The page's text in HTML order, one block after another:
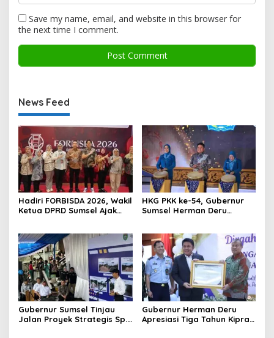
Save my name, email, and website in this browser for
the next time I comment.
News Feed
Hadiri FORBISDA 2026, Wakil
Ketua DPRD Sumsel Ajak
HKG PKK ke-54, Gubernur
Sumsel Herman Deru
Perempuan
Gubernur Sumsel Tinjau
Jalan Proyek Strategis Sp.
Gubernur Herman Deru
Apresiasi Tiga Tahun Kiprah